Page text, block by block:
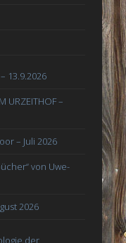
13.9.2026
URZEITHOF –
– Juli 2026
von Uwe-
2026